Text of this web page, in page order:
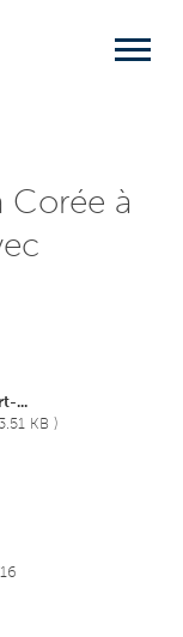
Corée à
...
KB )